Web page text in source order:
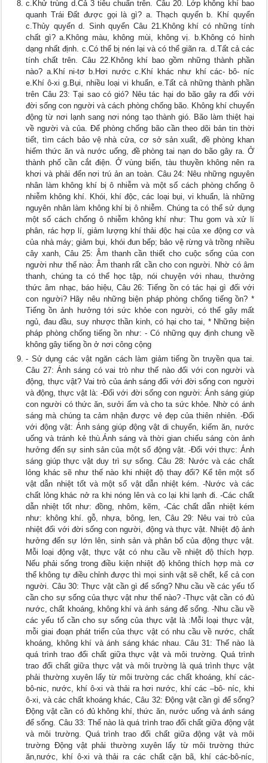
c.Khử trùng d.Cả 3 tiêu chuẩn trên. Câu 20. Lớp không khí bao
quanh Trái Đất được gọi là gì? a. Thạch quyển b. Khí quyển
c.Thủy quyển d. Sinh quyển Câu 21.Không khí có những tính
chất gì? a.Không màu, không mùi, không vị. b.Không có hình
dạng nhất định. c.Có thể bị nén lại và có thể giãn ra. d.Tất cả các
tính chất trên. Câu 22.Không khí bao gồm những thành phần
nào? a.Khí ni-tơ b.Hơi nước c.Khí khác như khí các- bô- níc
e.Khí ô-xi g.Bụi, nhiều loại vi khuẩn, e.Tất cả những thành phần
trên Câu 23: Tại sao có gió? Nêu tác hại do bão gây ra đối với
đời sống con người và cách phòng chống bão. Không khí chuyển
động từ nơi lạnh sang nơi nóng tạo thành gió. Bão làm thiệt hại
về người và của. Để phòng chống bão cần theo dõi bản tin thời
tiết, tìm cách bảo vệ nhà cửa, cơ sở sản xuất, đề phòng khan
hiếm thức ăn và nước uống, đề phòng tai nạn do bão gây ra. Ở
thành phố cần cắt điện. Ở vùng biển, tàu thuyền không nên ra
khơi và phải đến nơi trú ản an toàn. Câu 24: Nêu những nguyên
nhân làm không khí bị ô nhiễm và một số cách phòng chống ô
nhiễm không khí. Khói, khí độc, các loại bụi, vi khuẩn, là những
nguyên nhân làm không khí bị ô nhiễm. Chúng ta có thể sử dụng
một số cách chống ô nhiễm không khí như: Thu gom và xử lí
phân, rác hợp lí, giảm lượng khí thải độc hại của xe động cơ và
của nhà máy; giảm bụi, khói đun bếp; bảo vệ rừng và trồng nhiều
cây xanh, Câu 25: Âm thanh cần thiết cho cuộc sống của con
người như thế nào: Âm thanh rất cần cho con người. Nhờ có âm
thanh, chúng ta có thể học tập, nói chuyện với nhau, thưởng
thức âm nhạc, báo hiệu, Câu 26: Tiếng ồn có tác hại gì đối với
con người? Hãy nêu những biện pháp phòng chống tiếng ồn? *
Tiếng ồn ảnh hưởng tới sức khỏe con người, có thể gây mất
ngủ, đau đầu, suy nhược thần kinh, có hại cho tai, * Những biện
pháp phòng chống tiếng ồn như: - Có những quy định chung về
không gây tiếng ồn ở nơi công cộng
- Sử dụng các vật ngăn cách làm giảm tiếng ồn truyền qua tai.
Câu 27: Ánh sáng có vai trò như thế nào đối với con người và
động, thực vật? Vai trò của ánh sáng đối với đời sống con người
và động, thực vật là: -Đối với đời sống con người: Ánh sáng giúp
con người có thức ăn, sưởi ấm và cho ta sức khỏe. Nhờ có ánh
sáng mà chúng ta cảm nhận được vẻ đẹp của thiên nhiên. -Đối
với động vật: Ánh sáng giúp động vật di chuyển, kiếm ăn, nước
uống và tránh kẻ thù.Ánh sáng và thời gian chiếu sáng còn ảnh
hưởng đến sự sinh sản của một số động vật. -Đối với thực: Ánh
sáng giúp thực vật duy trì sự sống. Câu 28: Nước và các chất
lỏng khác sẽ như thế nào khi nhiệt độ thay đổi? Kể tên một số
vật dẫn nhiệt tốt và một số vật dẫn nhiệt kém. -Nước và các
chất lỏng khác nở ra khi nóng lên và co lại khi lạnh đi. -Các chất
dẫn nhiệt tốt như: đồng, nhôm, kẽm, -Các chất dẫn nhiệt kém
như: không khí. gỗ, nhựa, bông, len, Câu 29: Nêu vai trò của
nhiệt đối với đời sống con người, động và thực vật. Nhiệt độ ảnh
hưởng đến sự lớn lên, sinh sản và phân bố của động thực vật.
Mỗi loại động vật, thực vật có nhu cầu về nhiệt độ thích hợp.
Nếu phải sống trong điều kiện nhiệt độ không thích hợp mà cơ
thể không tự điều chỉnh được thì mọi sinh vật sẽ chết, kể cả con
người. Câu 30: Thực vật cần gì để sống? Nhu cầu về các yếu tố
cần cho sự sống của thực vật như thế nào? -Thực vật cần có đủ
nước, chất khoáng, không khí và ánh sáng để sống. -Nhu cầu về
các yếu tố cần cho sự sống của thực vật là :Mỗi loại thực vật,
mỗi giai đoạn phát triển của thực vật có nhu cầu về nước, chất
khoáng, không khí và ánh sáng khác nhau. Câu 31: Thế nào là
quá trình trao đổi chất giữa thực vật và môi trường. Quá trình
trao đổi chất giữa thực vật và môi trường là quá trình thực vật
phải thường xuyên lấy từ môi trường các chất khoáng, khí các-
bô-nic, nước, khí ô-xi và thải ra hơi nước, khí các –bô- níc, khi
ô-xi, và các chất khoáng khác, Câu 32: Động vật cần gì để sống?
Động vật cần có đủ không khí, thức ăn, nước uống và ánh sáng
để sống. Câu 33: Thế nào là quá trình trao đổi chất giữa động vật
và môi trường. Quá trình trao đổi chất giữa động vật và môi
trường Động vật phải thường xuyên lấy từ môi trường thức
ăn,nước, khí ô-xi và thải ra các chất cặn bã, khí các-bô-níc,